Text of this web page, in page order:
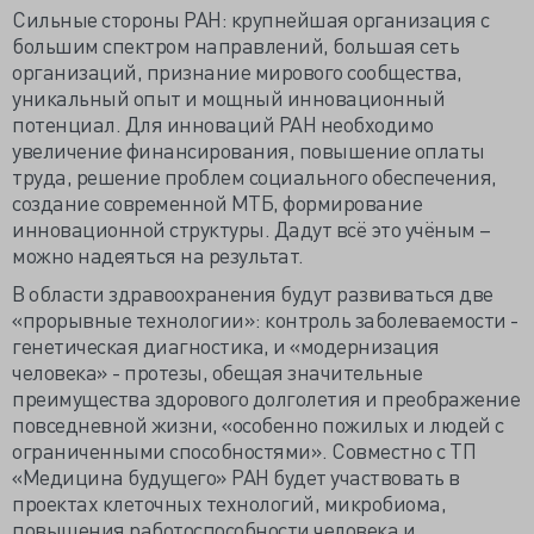
Сильные стороны РАН: крупнейшая организация с
большим спектром направлений, большая сеть
организаций, признание мирового сообщества,
уникальный опыт и мощный инновационный
потенциал. Для инноваций РАН необходимо
увеличение финансирования, повышение оплаты
труда, решение проблем социального обеспечения,
создание современной МТБ, формирование
инновационной структуры. Дадут всё это учёным –
можно надеяться на результат.
В области здравоохранения будут развиваться две
«прорывные технологии»: контроль заболеваемости -
генетическая диагностика, и «модернизация
человека» - протезы, обещая значительные
преимущества здорового долголетия и преображение
повседневной жизни, «особенно пожилых и людей с
ограниченными способностями». Совместно с ТП
«Медицина будущего» РАН будет участвовать в
проектах клеточных технологий, микробиома,